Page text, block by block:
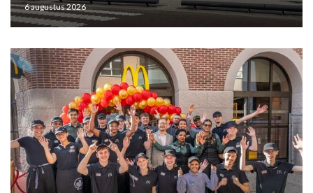
6 augustus 2026